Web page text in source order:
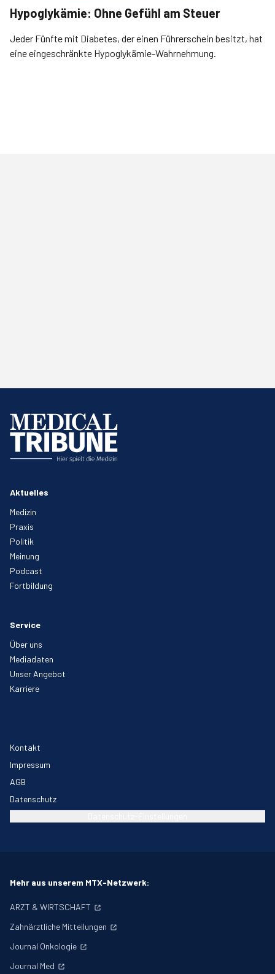
Hypoglykämie: Ohne Gefühl am Steuer
Jeder Fünfte mit Diabetes, der einen Führerschein besitzt, hat
eine eingeschränkte Hypoglykämie-Wahrnehmung.
Aktuelles
Medizin
Praxis
Politik
Meinung
Podcast
Fortbildung
Service
Über uns
Mediadaten
Unser Angebot
Karriere
Kontakt
Impressum
AGB
Datenschutz
Mehr aus unserem MTX-Netzwerk:
ARZT & WIRTSCHAFT
Zahnärztliche Mitteilungen
Journal Onkologie
Journal Med